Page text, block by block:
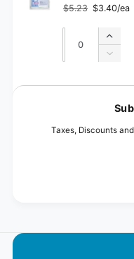
Regular
price
$5.23
Sale
price
$3.40/ea
Quantity
for
L
Taxes, Discounts and